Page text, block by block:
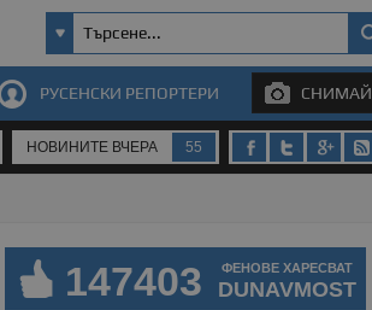
РУСЕНСКИ РЕПОРТЕРИ СНИМАЙ
НОВИНИТЕ ВЧЕРА 55
147403 ФЕНОВЕ ХАРЕСВАТ
DUNAVMOST